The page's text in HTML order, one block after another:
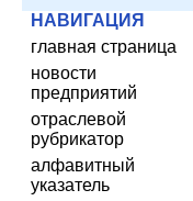
НАВИГАЦИЯ
главная страница
новости
предприятий
отраслевой
рубрикатор
алфавитный
указатель